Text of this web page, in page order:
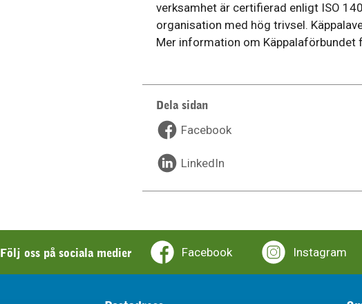
verksamhet är certifierad enligt ISO
organisation med hög trivsel.
Mer information om Käppalaförbundet
Dela sidan
Facebook
LinkedIn
Följ oss på sociala medier Facebook Instagram